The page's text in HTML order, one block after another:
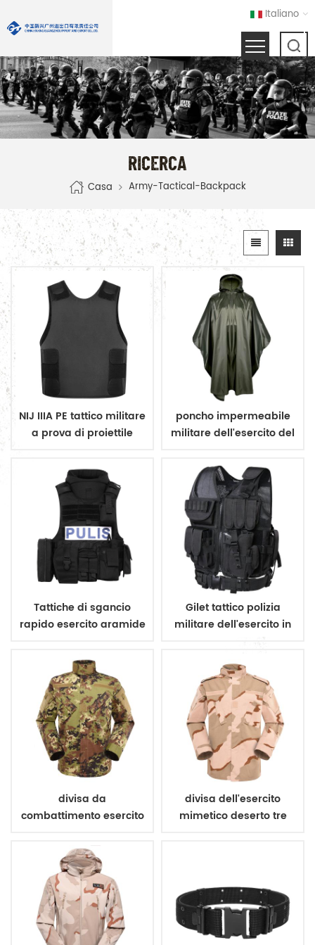
Italiano
RICERCA
Casa Army-Tactical-Backpack
NIJ IIIA PE tattico militare
a prova di proiettile
poncho impermeabile
militare dell'esercito del
impermeabile
Tattiche di sgancio
rapido esercito aramide
Gilet tattico polizia
militare dell'esercito in
divisa da
combattimento esercito
italiano
divisa dell'esercito
mimetico deserto tre